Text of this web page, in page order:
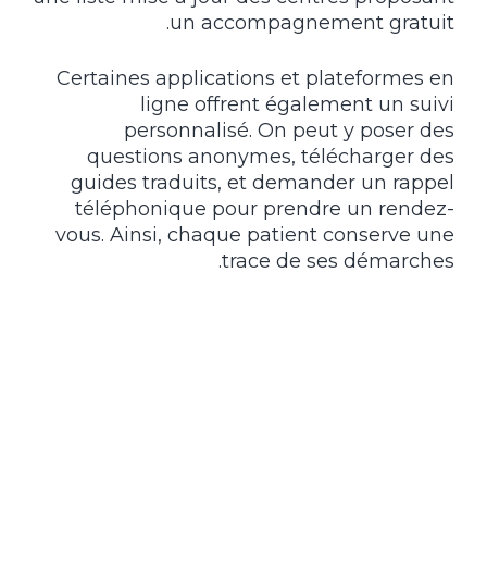
un accompagnement gratuit.
Certaines applications et plateformes en
ligne offrent également un suivi
personnalisé. On peut y poser des
questions anonymes, télécharger des
guides traduits, et demander un rappel
téléphonique pour prendre un rendez-
vous. Ainsi, chaque patient conserve une
trace de ses démarches.